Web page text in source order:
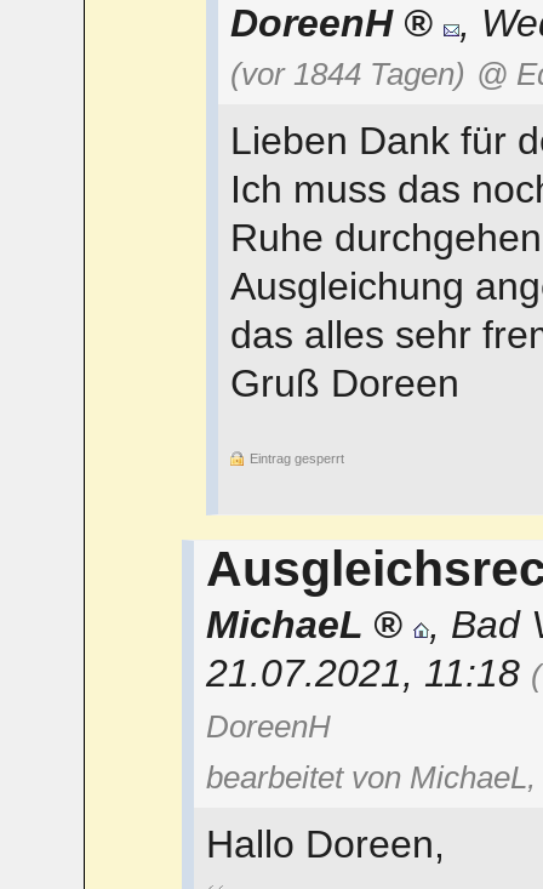
DoreenH ,
(vor 1844 Tagen) @
Lieben Dank für
Ich muss das
Ruhe
Ausgleichung
das alles sehr
Gruß Doreen
Eintrag gesperrt
MichaeL , Bad
21.07.2021, 11:18
DoreenH
bearbeitet von
Hallo Doreen,